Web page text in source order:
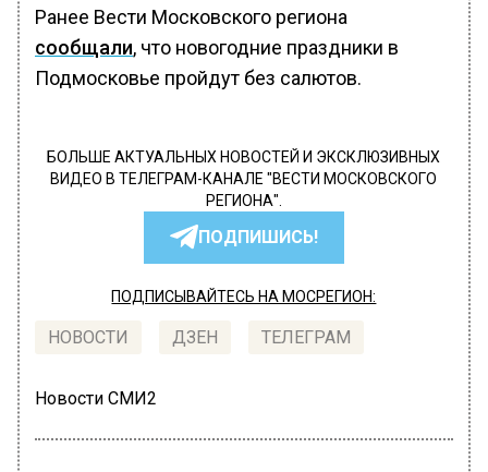
Ранее Вести Московского региона
сообщали, что новогодние праздники в
Подмосковье пройдут без салютов.
БОЛЬШЕ АКТУАЛЬНЫХ НОВОСТЕЙ И ЭКСКЛЮЗИВНЫХ
ВИДЕО В ТЕЛЕГРАМ-КАНАЛЕ "ВЕСТИ МОСКОВСКОГО
РЕГИОНА".
ПОДПИШИСЬ!
ПОДПИСЫВАЙТЕСЬ НА МОСРЕГИОН:
НОВОСТИ ДЗЕН ТЕЛЕГРАМ
Новости СМИ2